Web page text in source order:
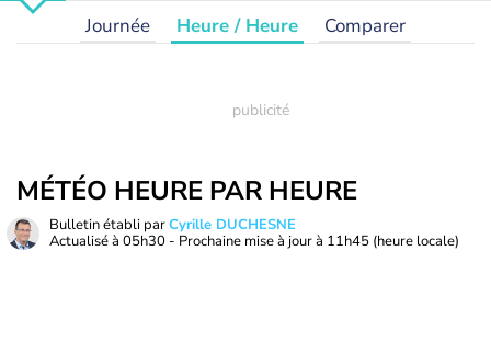
Journée Heure / Heure Comparer
MÉTÉO HEURE PAR HEURE
Bulletin établi parCyrille DUCHESNE
Actualisé à 05h30 - Prochaine mise à jour à 11h45 (heure locale)